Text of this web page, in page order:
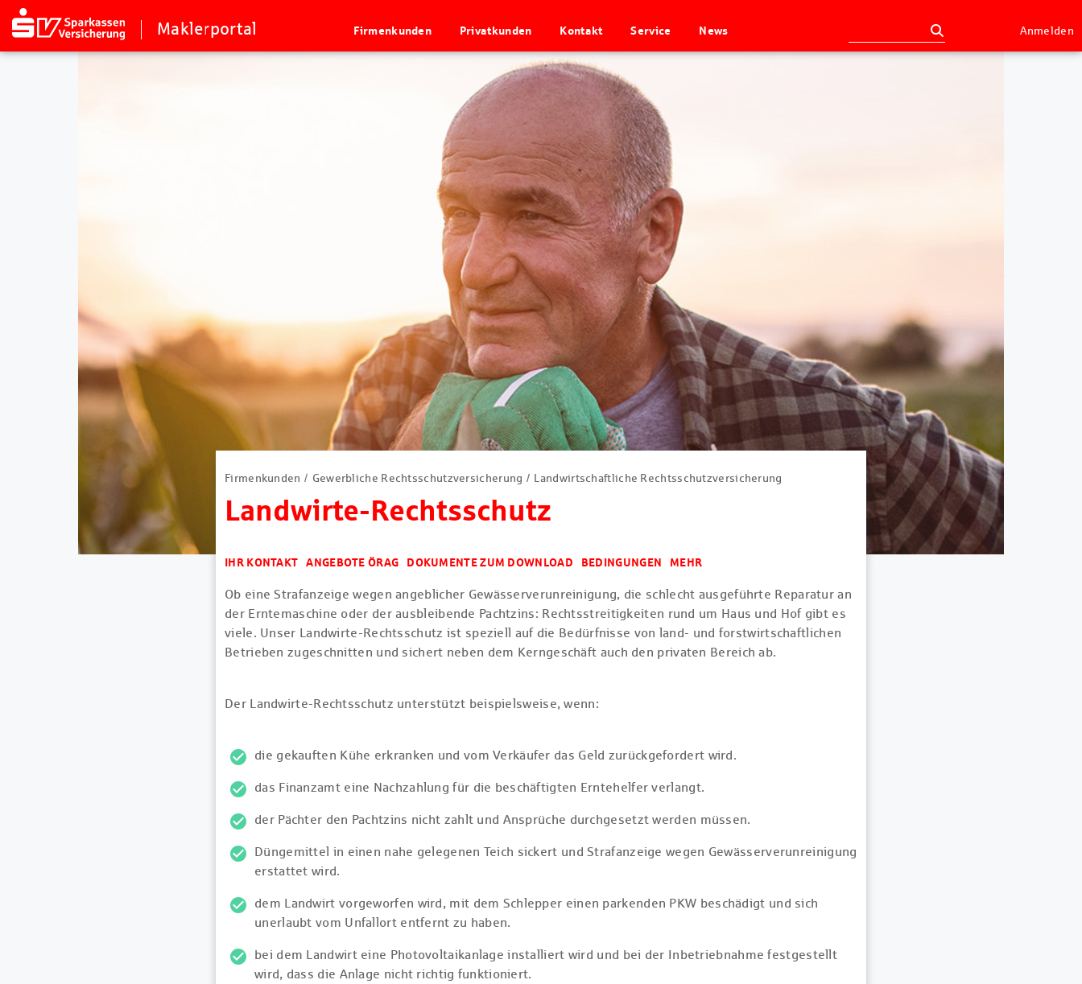
Maklerportal Firmenkunden Privatkunden Kontakt Service News Anmelden
Firmenkunden Gewerbliche Rechtsschutzversicherung Landwirtschaftliche Rechtsschutzversicherung
Landwirte-Rechtsschutz
IHR KONTAKT ANGEBOTE ÖRAG DOKUMENTE ZUM DOWNLOAD BEDINGUNGEN MEHR
Ob eine Strafanzeige wegen angeblicher Gewässerverunreinigung, die schlecht ausgeführte Reparatur an
der Erntemaschine oder der ausbleibende Pachtzins: Rechtsstreitigkeiten rund um Haus und Hof gibt es
viele. Unser Landwirte-Rechtsschutz ist speziell auf die Bedürfnisse von land- und forstwirtschaftlichen
Betrieben zugeschnitten und sichert neben dem Kerngeschäft auch den privaten Bereich ab.
Der Landwirte-Rechtsschutz unterstützt beispielsweise, wenn:
die gekauften Kühe erkranken und vom Verkäufer das Geld zurückgefordert wird.
das Finanzamt eine Nachzahlung für die beschäftigten Erntehelfer verlangt.
der Pächter den Pachtzins nicht zahlt und Ansprüche durchgesetzt werden müssen.
Düngemittel in einen nahe gelegenen Teich sickert und Strafanzeige wegen Gewässerverunreinigung
erstattet wird.
dem Landwirt vorgeworfen wird, mit dem Schlepper einen parkenden PKW beschädigt und sich
unerlaubt vom Unfallort entfernt zu haben.
bei dem Landwirt eine Photovoltaikanlage installiert wird und bei der Inbetriebnahme festgestellt
wird, dass die Anlage nicht richtig funktioniert.